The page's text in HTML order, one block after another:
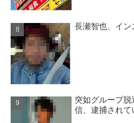
長瀬智也、イン
突如グループ
信、逮捕されて